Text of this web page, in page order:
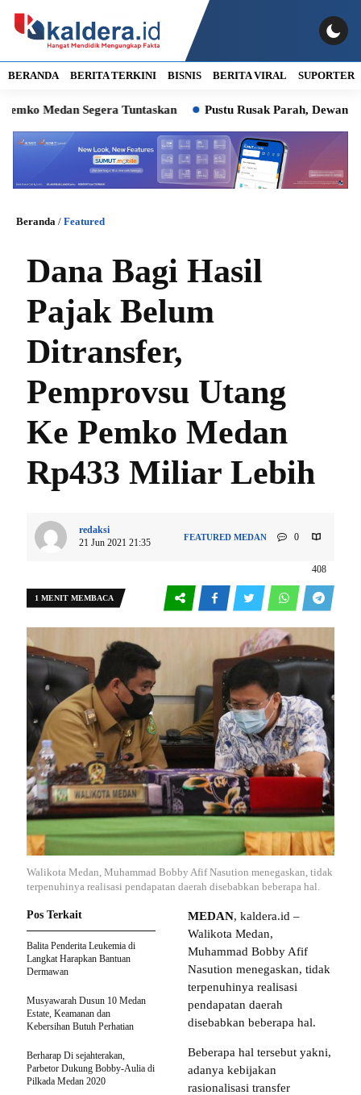
BERANDA BERITA TERKINI BISNIS BERITA VIRAL SUPORTER
Medan Segera Tuntaskan Pustu Rusak Parah, Dewan Minta
Beranda / Featured
Dana Bagi Hasil
Pajak Belum
Ditransfer,
Pemprovsu Utang
Ke Pemko Medan
Rp433 Miliar Lebih
redaksi
21 Jun 2021 21:35
FEATURED MEDAN 0
408
1 MENIT MEMBACA
Walikota Medan, Muhammad Bobby Afif Nasution menegaskan, tidak
terpenuhinya realisasi pendapatan daerah disebabkan beberapa hal.
MEDAN, kaldera.id –
Walikota Medan,
Muhammad Bobby Afif
Nasution menegaskan, tidak
terpenuhinya realisasi
pendapatan daerah
disebabkan beberapa hal.
Beberapa hal tersebut yakni,
adanya kebijakan
rasionalisasi transfer
Pos Terkait
Balita Penderita Leukemia di
Langkat Harapkan Bantuan
Dermawan
Musyawarah Dusun 10 Medan
Estate, Keamanan dan
Kebersihan Butuh Perhatian
Berharap Di sejahterakan,
Parbetor Dukung Bobby-Aulia di
Pilkada Medan 2020